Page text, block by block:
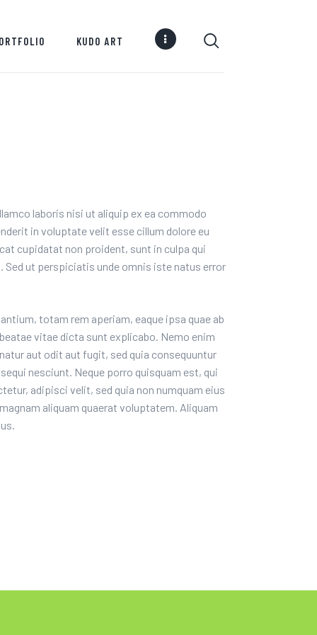
KUDO ART
laboris nisi ut aliquip ex ea commodo
in voluptate velit esse cillum dolore eu
cupidatat non proident, sunt in culpa qui
ut perspiciatis unde omnis iste natus error
totam rem aperiam, eaque ipsa quae ab
vitae dicta sunt explicabo. Nemo enim
aut odit aut fugit, sed quia consequuntur
nesciunt. Neque porro quisquam est, qui
adipisci velit, sed quia non numquam eius
aliquam quaerat voluptatem. Aliquam